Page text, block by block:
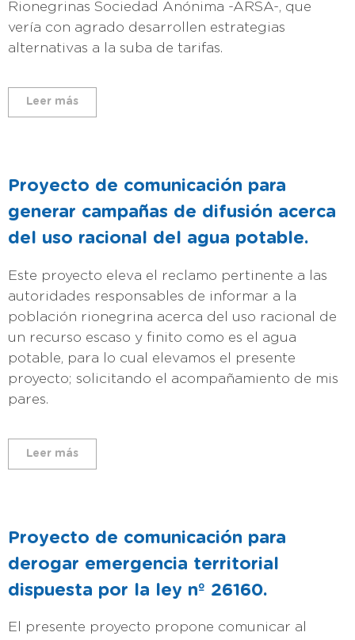
Rionegrinas Sociedad Anónima -ARSA-, que
vería con agrado desarrollen estrategias
alternativas a la suba de tarifas.
Leer más
Proyecto de comunicación para
generar campañas de difusión acerca
del uso racional del agua potable.
Este proyecto eleva el reclamo pertinente a las
autoridades responsables de informar a la
población rionegrina acerca del uso racional de
un recurso escaso y finito como es el agua
potable, para lo cual elevamos el presente
proyecto; solicitando el acompañamiento de mis
pares.
Leer más
Proyecto de comunicación para
derogar emergencia territorial
dispuesta por la ley nº 26160.
El presente proyecto propone comunicar al